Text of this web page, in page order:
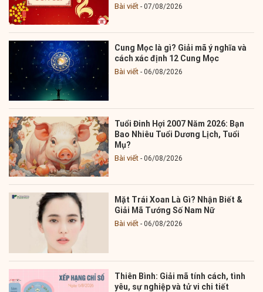
Bài viết 07/08/2026
Cung Mọc là gì? Giải mã ý nghĩa và
cách xác định 12 Cung Mọc
Bài viết 06/08/2026
Tuổi Đinh Hợi 2007 Năm 2026: Bạn
Bao Nhiêu Tuổi Dương Lịch, Tuổi
Mụ?
Bài viết 06/08/2026
Mặt Trái Xoan Là Gì? Nhận Biết &
Giải Mã Tướng Số Nam Nữ
Bài viết 06/08/2026
Thiên Bình: Giải mã tính cách, tình
yêu, sự nghiệp và tử vi chi tiết